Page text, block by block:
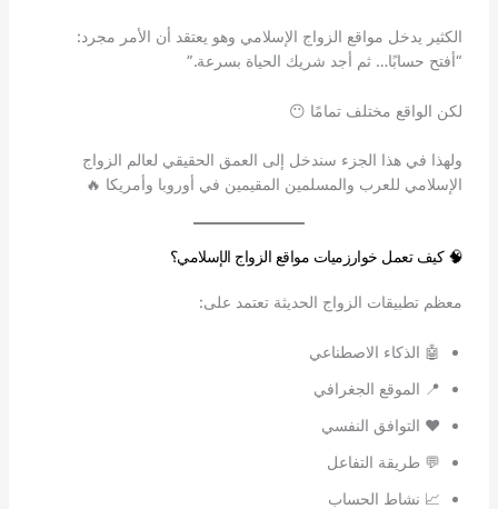
الكثير يدخل مواقع الزواج الإسلامي وهو يعتقد أن الأمر مجرد:
“أفتح حسابًا… ثم أجد شريك الحياة بسرعة.”
لكن الواقع مختلف تمامًا 😶
ولهذا في هذا الجزء سندخل إلى العمق الحقيقي لعالم الزواج
الإسلامي للعرب والمسلمين المقيمين في أوروبا وأمريكا 🔥
🧠 كيف تعمل خوارزميات مواقع الزواج الإسلامي؟
معظم تطبيقات الزواج الحديثة تعتمد على:
🤖 الذكاء الاصطناعي
📍 الموقع الجغرافي
❤️ التوافق النفسي
💬 طريقة التفاعل
📈 نشاط الحساب